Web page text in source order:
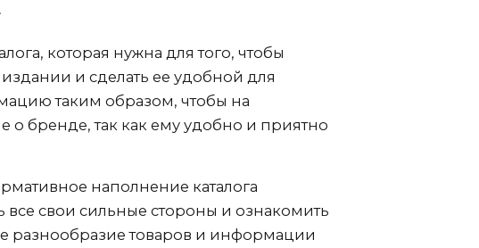
которая нужна для того, чтобы
и сделать ее удобной для
таким образом, чтобы на
о бренде, так как ему удобно и приятно
наполнение каталога
свои сильные стороны и ознакомить
разнообразие товаров и информации